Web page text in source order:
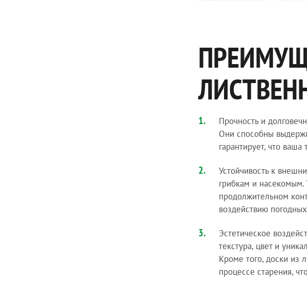
Прочность и
Они способны
гарантирует, что
Устойчивость к
грибкам и насекомым.
продолжительном
воздействию
Эстетическое
текстура, цвет и
Кроме того, доски из
процессе старения,